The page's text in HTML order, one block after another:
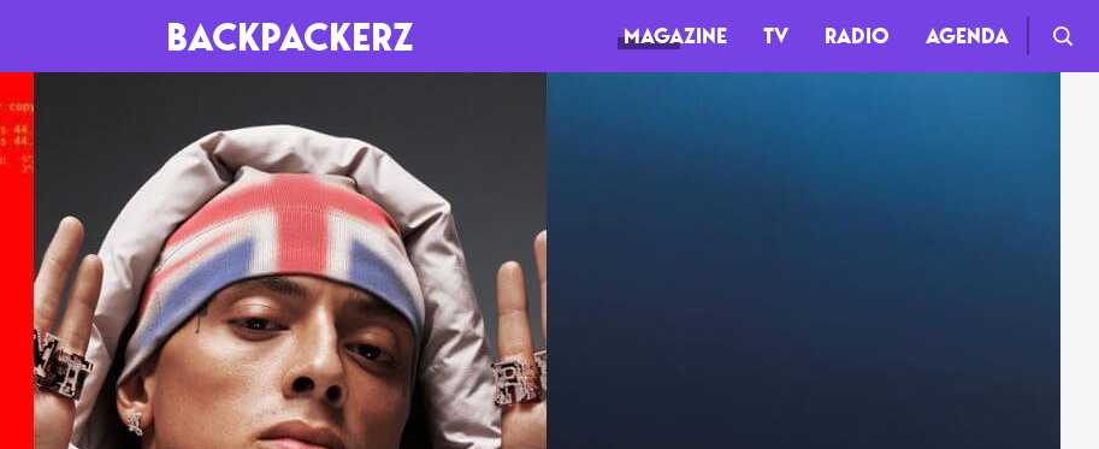
BACKPACKERZ MAGAZINE TV RADIO AGENDA
AGENDA
Paris
Festivals
RADIO
Playlists
Podcasts
Mixes
TV